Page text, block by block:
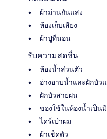
ผ้าม่านกันแสง
ห้องเก็บเสียง
ผ้าปูที่นอน
รับความสดชื่น
ห้องน้ำส่วนตัว
อ่างอาบน้ำและฝักบัว
ฝักบัวสายฝน
ของใช้ในห้องน้ำเป็น
ไดร์เป่าผม
ผ้าเช็ดตัว